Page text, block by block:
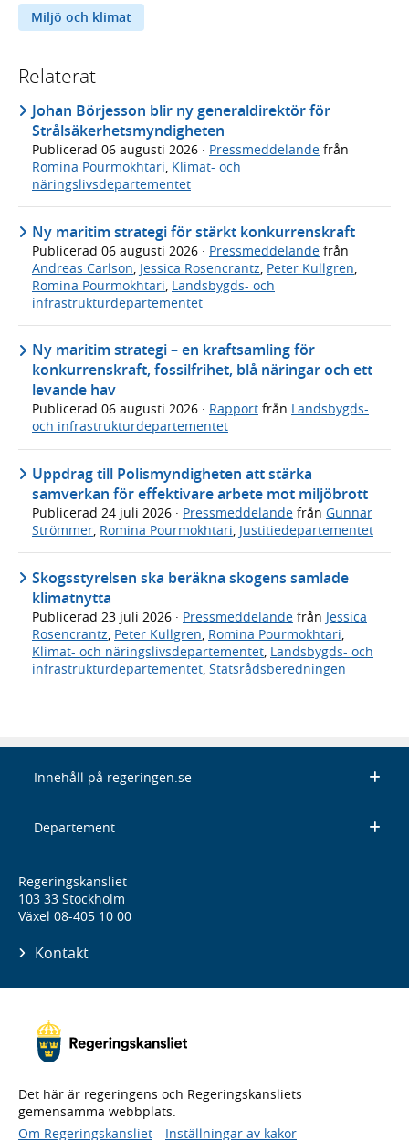
Miljö och klimat
Relaterat
Johan Börjesson blir ny generaldirektör för
Strålsäkerhetsmyndigheten
Publicerad 06 augusti 2026 · Pressmeddelande från
Romina Pourmokhtari, Klimat- och
näringslivsdepartementet
Ny maritim strategi för stärkt konkurrenskraft
Publicerad 06 augusti 2026 · Pressmeddelande från
Andreas Carlson Jessica Rosencrantz Peter Kullgren
Romina Pourmokhtari Landsbygds- och
infrastrukturdepartementet
Ny maritim strategi – en kraftsamling för
konkurrenskraft, fossilfrihet, blå näringar och ett
levande hav
Publicerad 06 augusti 2026 · Rapport från Landsbygds-
och infrastrukturdepartementet
Uppdrag till Polismyndigheten att stärka
samverkan för effektivare arbete mot miljöbrott
Publicerad 24 juli 2026 · Pressmeddelande från Gunnar
Strömmer, Romina Pourmokhtari, Justitiedepartementet
Skogsstyrelsen ska beräkna skogens samlade
klimatnytta
Publicerad 23 juli 2026 · Pressmeddelande från Jessica
Rosencrantz Peter Kullgren Romina Pourmokhtari
Klimat- och näringslivsdepartementet Landsbygds- och
infrastrukturdepartementet Statsrådsberedningen
Innehåll på regeringen.se
Departement
Regeringskansliet
103 33 Stockholm
Växel 08-405 10 00
Kontakt
Det här är regeringens och Regeringskansliets
gemensamma webbplats.
Om Regeringskansliet
Inställningar av kakor